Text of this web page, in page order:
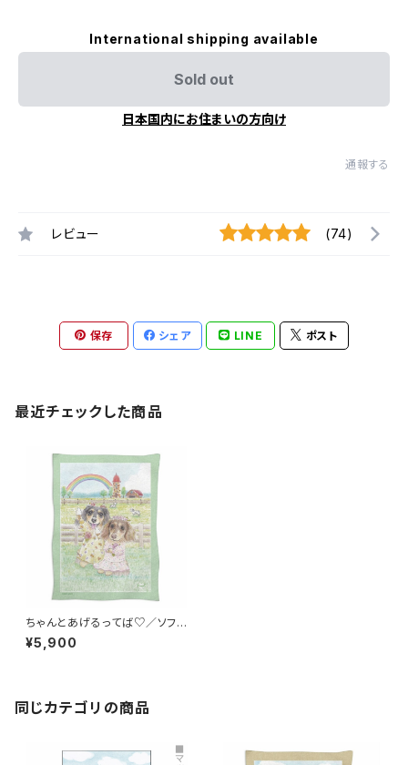
International shipping available
Sold out
日本国内にお住まいの方向け
通報する
レビュー (74)
保存 シェア LINE ポスト
最近チェックした商品
ちゃんとあげるってば♡／ソフト
ブランケット(オーダー)
¥5,900
同じカテゴリの商品